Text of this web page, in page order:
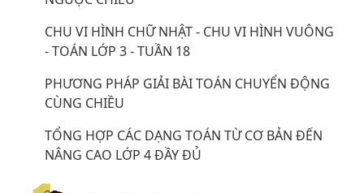
CHU VI HÌNH CHỮ NHẬT - CHU VI HÌNH VUÔNG
- TOÁN LỚP 3 - TUẦN 18
PHƯƠNG PHÁP GIẢI BÀI TOÁN CHUYỂN ĐỘNG
CÙNG CHIỀU
TỔNG HỢP CÁC DẠNG TOÁN TỪ CƠ BẢN ĐẾN
NÂNG CAO LỚP 4 ĐẦY ĐỦ